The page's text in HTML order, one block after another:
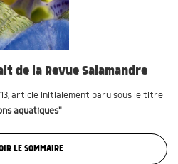
de la Revue Salamandre
, article initialement paru sous le titre
aquatiques"
LE SOMMAIRE